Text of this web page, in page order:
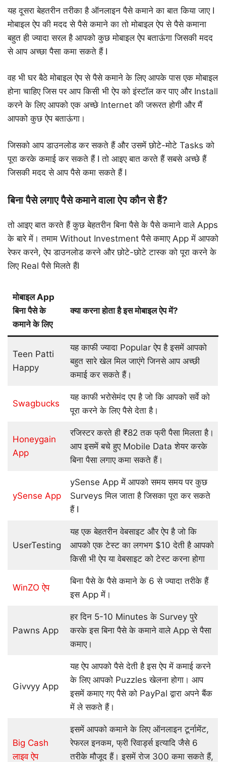
यह दूसरा बेहतरीन तरीका है ऑनलाइन पैसे कमाने का बात किया जाए I
मोबाइल ऐप की मदद से पैसे कमाने का तो मोबाइल ऐप से पैसे कमाना
बहुत ही ज्यादा सरल है आपको कुछ मोबाइल ऐप बताऊंगा जिसकी मदद
से आप अच्छा पैसा कमा सकते हैं I
वह भी घर बैठे मोबाइल ऐप से पैसे कमाने के लिए आपके पास एक मोबाइल
होना चाहिए जिस पर आप किसी भी ऐप को इंस्टॉल कर पाए और Install
करने के लिए आपको एक अच्छे Internet की जरूरत होगी और मैं
आपको कुछ ऐप बताऊंगा।
जिसको आप डाउनलोड कर सकते हैं और उसमें छोटे-मोटे Tasks को
पूरा करके कमाई कर सकते हैं I तो आइए बात करते हैं सबसे अच्छे हैं
जिसकी मदद से आप पैसे कमा सकते हैं I
बिना पैसे लगाए पैसे कमाने वाला ऐप कौन से हैं?
तो आइए बात करते हैं कुछ बेहतरीन बिना पैसे के पैसे कमाने वाले Apps
के बारे में। तमाम Without Investment पैसे कमाए App में आपको
रेफर करने, ऐप डाउनलोड करने और छोटे-छोटे टास्क को पूरा करने के
लिए Real पैसे मिलते हैंI
मोबाइल App
बिना पैसे के
कमाने के लिए
क्या करना होता है इस मोबाइल ऐप में?
Teen Patti
Happy
यह काफी ज्यादा Popular ऐप है इसमें आपको
बहुत सारे खेल मिल जाएंगे जिनसे आप अच्छी
कमाई कर सकते हैं।
Swagbucks
यह काफी भरोसेमंद एप है जो कि आपको सर्वे को
पूरा करने के लिए पैसे देता है।
Honeygain
App
रजिस्टर करते ही ₹82 तक फ्री पैसा मिलता है।
आप इसमें बचे हुए Mobile Data शेयर करके
बिना पैसा लगाए कमा सकते हैं।
ySense App
ySense App में आपको समय समय पर कुछ
Surveys मिल जाता है जिसका पूरा कर सकते
हैं I
UserTesting
यह एक बेहतरीन वेबसाइट और ऐप है जो कि
आपको एक टेस्ट का लगभग $10 देती है आपको
किसी भी ऐप या वेबसाइट को टेस्ट करना होगा
WinZO ऐप
बिना पैसे के पैसे कमाने के 6 से ज्यादा तरीके हैं
इस App में।
Pawns App
हर दिन 5-10 Minutes के Survey पुरे
करके इस बिना पैसे के कमाने वाले App से पैसा
कमाए।
Givvyy App
यह ऐप आपको पैसे देती है इस ऐप में कमाई करने
के लिए आपको Puzzles खेलना होगा। आप
इसमें कमाए गए पैसे को PayPal द्वारा अपने बैंक
में ले सकते हैं।
Big Cash
लाइव ऐप
इसमें आपको कमाने के लिए ऑनलाइन टूर्नामेंट,
रेफरल इनकम, फ्री रिवार्ड्स इत्यादि जैसे 6
तरीके मौजूद हैं। इसमें रोज 300 कमा सकते हैं,